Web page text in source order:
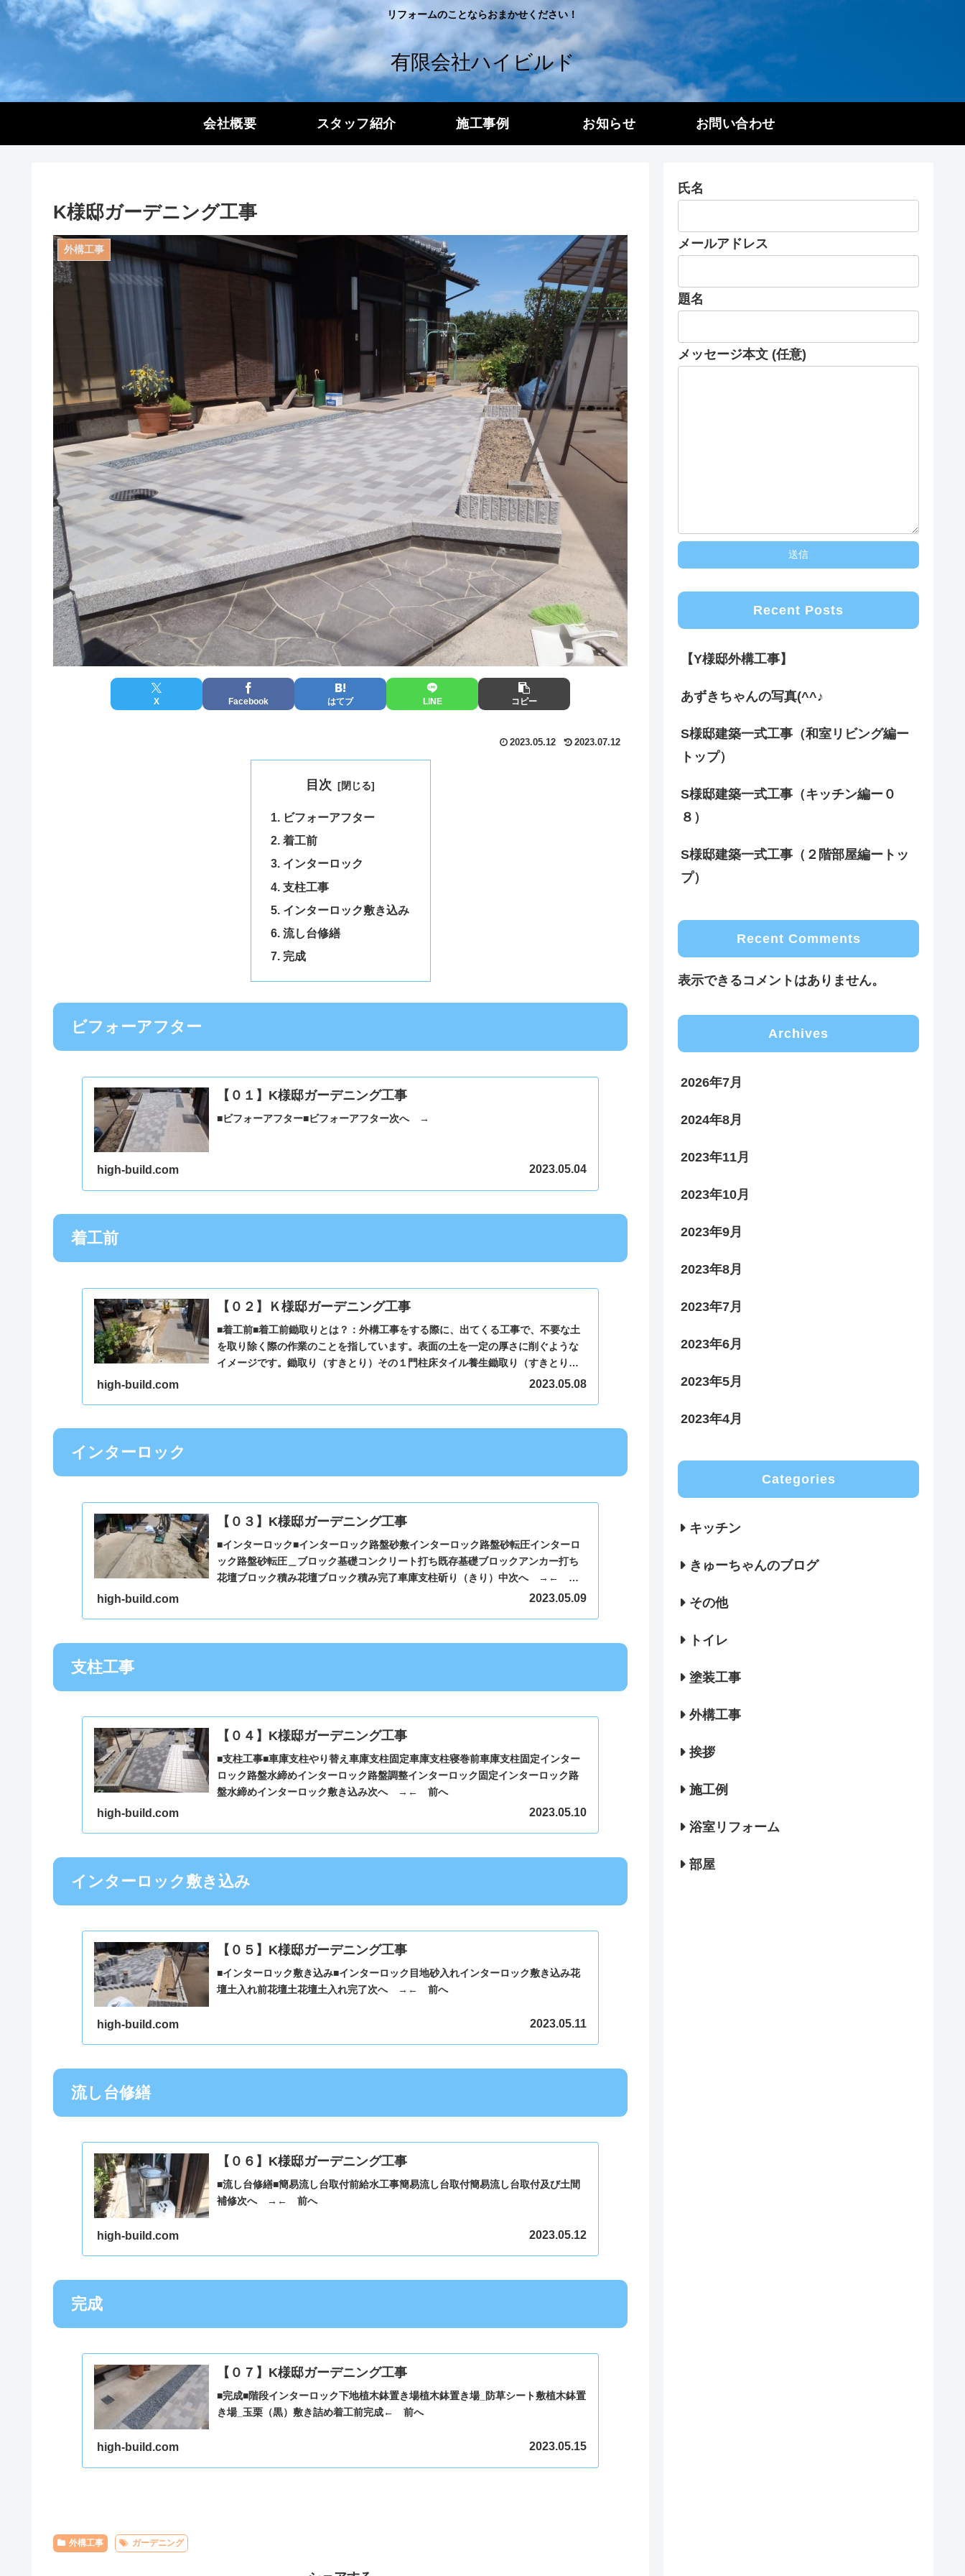
リフォームのことならおまかせください！
有限会社ハイビルド
会社概要 スタッフ紹介 施工事例 お知らせ お問い合わせ
K様邸ガーデニング工事
外構工事
X Facebook はてブ LINE コピー
2023.05.12 2023.07.12
目次
ビフォーアフター
着工前
インターロック
支柱工事
インターロック敷き込み
流し台修繕
完成
ビフォーアフター
【０１】K様邸ガーデニング工事
■ビフォーアフター■ビフォーアフター次へ →
high-build.com 2023.05.04
着工前
【０２】Ｋ様邸ガーデニング工事
■着工前■着工前鋤取りとは？：外構工事をする際に、出てくる工事で、不要な土
を取り除く際の作業のことを指しています。表面の土を一定の厚さに削ぐような
イメージです。鋤取り（すきとり）その１門柱床タイル養生鋤取り（すきとり）
high-build.com 2023.05.08
インターロック
【０３】K様邸ガーデニング工事
■インターロック■インターロック路盤砂敷インターロック路盤砂転圧インターロ
ック路盤砂転圧＿ブロック基礎コンクリート打ち既存基礎ブロックアンカー打ち
花壇ブロック積み花壇ブロック積み完了車庫支柱斫り（きり）中次へ →← 前
high-build.com 2023.05.09
支柱工事
【０４】K様邸ガーデニング工事
■支柱工事■車庫支柱やり替え車庫支柱固定車庫支柱寝巻前車庫支柱固定インター
ロック路盤水締めインターロック路盤調整インターロック固定インターロック路
盤水締めインターロック敷き込み次へ →← 前へ
high-build.com 2023.05.10
インターロック敷き込み
【０５】K様邸ガーデニング工事
■インターロック敷き込み■インターロック目地砂入れインターロック敷き込み花
壇土入れ前花壇土花壇土入れ完了次へ →← 前へ
high-build.com 2023.05.11
流し台修繕
【０６】K様邸ガーデニング工事
■流し台修繕■簡易流し台取付前給水工事簡易流し台取付簡易流し台取付及び土間
補修次へ →← 前へ
high-build.com 2023.05.12
完成
【０７】K様邸ガーデニング工事
■完成■階段インターロック下地植木鉢置き場植木鉢置き場_防草シート敷植木鉢置
き場_玉栗（黒）敷き詰め着工前完成← 前へ
high-build.com 2023.05.15
外構工事 ガーデニング
氏名
メールアドレス
題名
メッセージ本文 (任意)
Recent Posts
【Y様邸外構工事】
あずきちゃんの写真(^^♪
S様邸建築一式工事（和室リビング編ー
トップ）
S様邸建築一式工事（キッチン編ー０
８）
S様邸建築一式工事（２階部屋編ートッ
プ）
Recent Comments
表示できるコメントはありません。
Archives
2026年7月
2024年8月
2023年11月
2023年10月
2023年9月
2023年8月
2023年7月
2023年6月
2023年5月
2023年4月
Categories
キッチン
きゅーちゃんのブログ
その他
トイレ
塗装工事
外構工事
挨拶
施工例
浴室リフォーム
部屋